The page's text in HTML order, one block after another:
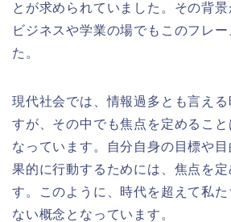
とが求められていました。その背景
ビジネスや学業の場でもこのフレ
た。
現代社会では、情報過多とも言える
すが、その中でも焦点を定めるこ
なっています。自分自身の目標や
果的に行動するためには、焦点を
す。このように、時代を超えて私
ない概念となっています。